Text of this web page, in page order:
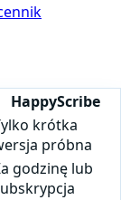
HappyScribe
krótka
próbna
godzinę lub